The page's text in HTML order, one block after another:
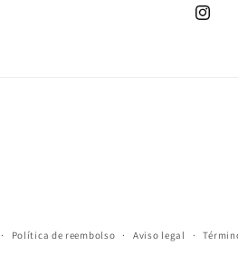
Política de reembolso Aviso legal